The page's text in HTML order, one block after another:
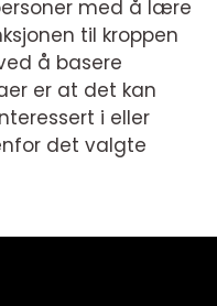
med å lære
til kroppen
å basere
er at det kan
i eller
det valgte